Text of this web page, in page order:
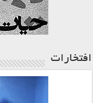
افتخارات